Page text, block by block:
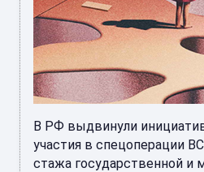
В РФ выдвинули
участия в спецоперации
стажа государственной и